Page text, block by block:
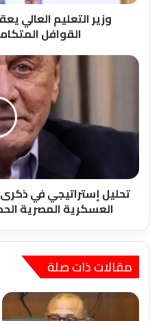
وزير التعليم العالي
القوافل
تحليل
كيف
العسكرية
المصرية
رماد
١٩٦٧؟
تحليل إستراتيجي في
العسكرية المصرية
مقالات ذات صلة